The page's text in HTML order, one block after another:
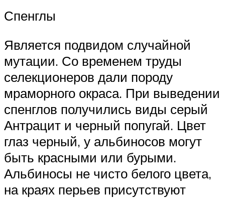
Спенглы
Является подвидом случайной
мутации. Со временем труды
селекционеров дали породу
мраморного окраса. При выведении
спенглов получились виды серый
Антрацит и черный попугай. Цвет
глаз черный, у альбиносов могут
быть красными или бурыми.
Альбиносы не чисто белого цвета,
на краях перьев присутствуют